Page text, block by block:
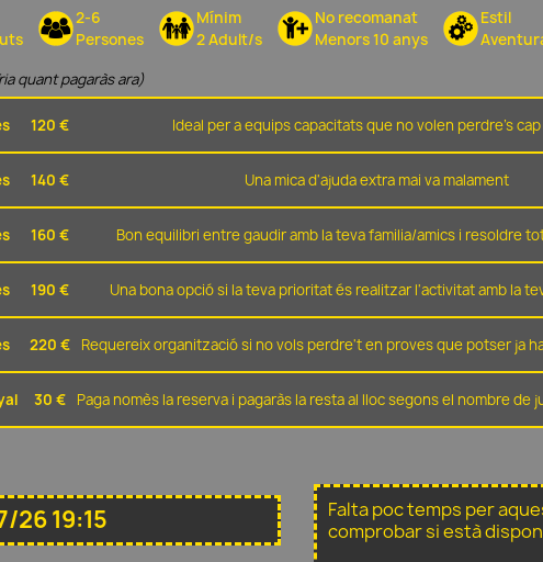
2-6
Persones
Mínim
2 Adult/s
No recomanat
Menors 10 anys
Estil
quant pagaràs ara)
120 € Ideal per a equips capacitats que no volen perdre's
140 € Una mica d'ajuda extra mai va malament
160 € Bon equilibri entre gaudir amb la teva familia/amics i resoldre
190 € Una bona opció si la teva prioritat és realitzar l'activitat amb la
220 € Requereix organització si no vols perdre't en proves que potser ja
30 € Paga nomès la reserva i pagaràs la resta al lloc segons el nombre de
26 19:15
Falta poc temps per
comprobar si està